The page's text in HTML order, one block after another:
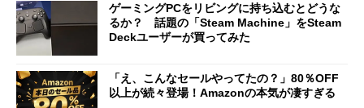
ゲーミングPCをリビングに持ち込むとどうな
るか？ 話題の「Steam Machine」をSteam
Deckユーザーが買ってみた
「え、こんなセールやってたの？」80％OFF
以上が続々登場！Amazonの本気が凄すぎる